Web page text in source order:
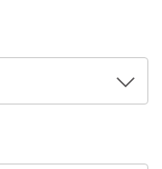
legislativas
na CLDF podem